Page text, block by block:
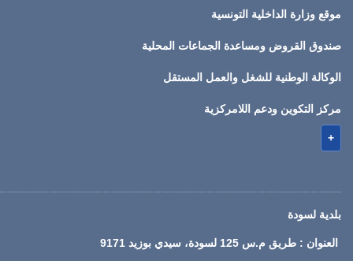
موقع وزارة الداخلية التونسية
صندوق القروض ومساعدة الجماعات المحلية
الوكالة الوطنية للشغل والعمل المستقل
مركز التكوين ودعم اللامركزية
+
بلدية لسودة
العنوان : طريق م.س 125 لسودة، سيدي بوزيد 9171